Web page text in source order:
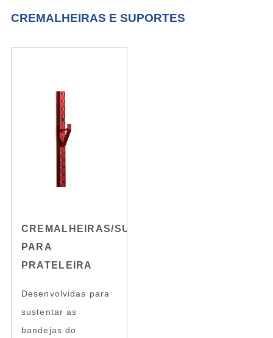
CREMALHEIRAS E SUPORTES
CREMALHEIRAS/SUPORTES
PARA
PRATELEIRA
Desenvolvidas para
sustentar as
bandejas do